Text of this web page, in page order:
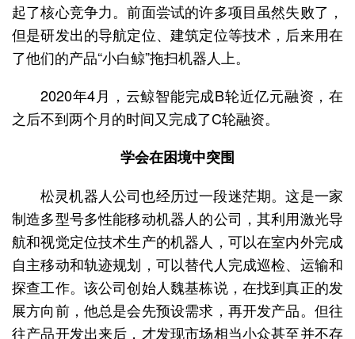
起了核心竞争力。前面尝试的许多项目虽然失败了，
但是研发出的导航定位、建筑定位等技术，后来用在
了他们的产品“小白鲸”拖扫机器人上。
2020年4月，云鲸智能完成B轮近亿元融资，在
之后不到两个月的时间又完成了C轮融资。
学会在困境中突围
松灵机器人公司也经历过一段迷茫期。这是一家
制造多型号多性能移动机器人的公司，其利用激光导
航和视觉定位技术生产的机器人，可以在室内外完成
自主移动和轨迹规划，可以替代人完成巡检、运输和
探查工作。该公司创始人魏基栋说，在找到真正的发
展方向前，他总是会先预设需求，再开发产品。但往
往产品开发出来后，才发现市场相当小众甚至并不存